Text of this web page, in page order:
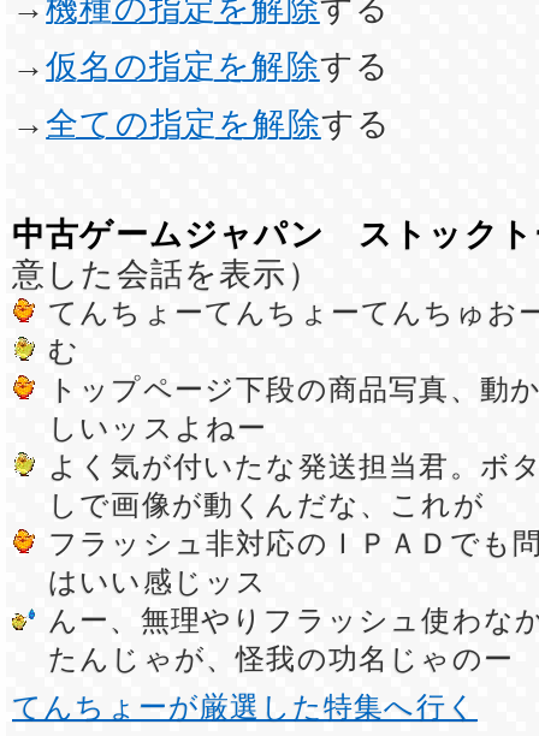
→機種の指定を解除する
→仮名の指定を解除する
→全ての指定を解除する
中古ゲームジャパン ストックト
意した会話を表示）
てんちょーてんちょーてんちゅお
む
トップページ下段の商品写真、動
しいッスよねー
よく気が付いたな発送担当君。ボ
しで画像が動くんだな、これが
フラッシュ非対応のＩＰＡＤでも
はいい感じッス
んー、無理やりフラッシュ使わな
たんじゃが、怪我の功名じゃのー
てんちょーが厳選した特集へ行く